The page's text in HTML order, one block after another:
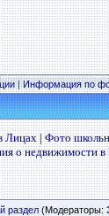
|Информация по
Лицах|Фото
о недвижимости в
раздел(Модераторы: